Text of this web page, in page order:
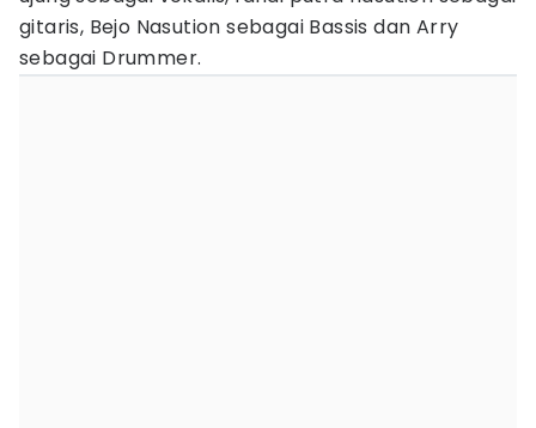
gitaris, Bejo Nasution sebagai Bassis dan Arry
sebagai Drummer.